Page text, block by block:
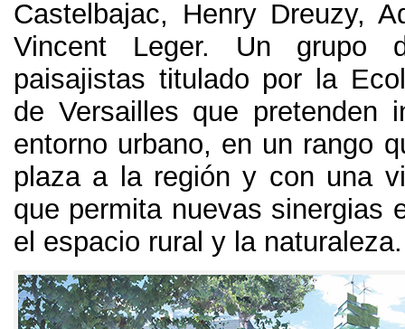
Castelbajac, Henry Dreuzy,
Vincent Leger. Un grupo
paisajistas titulado por la
de Versailles que pretenden
entorno urbano, en un rango
plaza a la región y con una
que permita nuevas sinergias
el espacio rural y la naturaleza.